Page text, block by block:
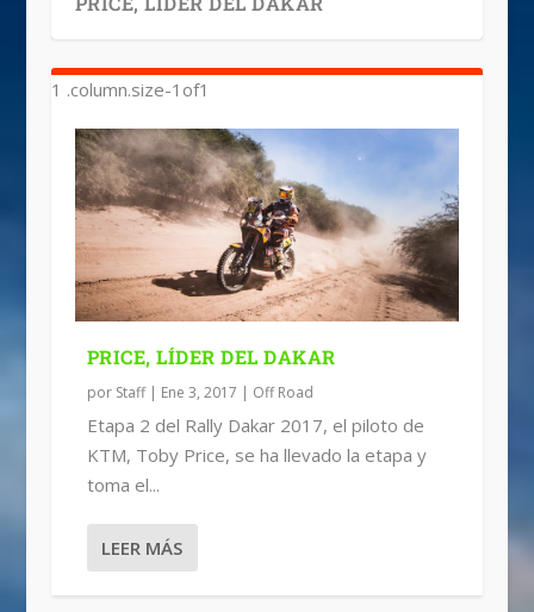
PRICE, LÍDER DEL DAKAR
por Staff| Ene 3, 2017 | Off Road
Etapa 2 del Rally Dakar 2017, el piloto de
KTM, Toby Price, se ha llevado la etapa y
toma el...
LEER MÁS